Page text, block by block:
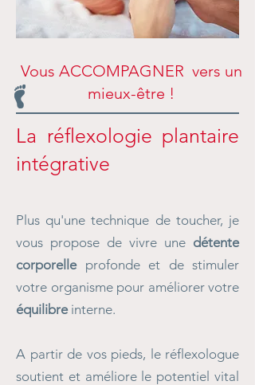
Vous ACCOMPAGNER vers un
mieux-être !
La réflexologie plantaire
intégrative
Plus qu'une technique de toucher, je
vous propose de vivre une détente
corporelleprofonde et de stimuler
votre organisme pour améliorer votre
équilibreinterne.
A partir de vos pieds, le réflexologue
soutient et améliore le potentiel vital